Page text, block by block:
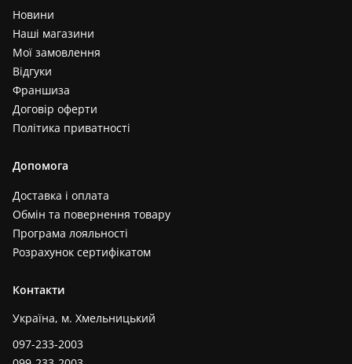
Новини
Наші магазини
Мої замовлення
Відгуки
Франшиза
Договір оферти
Політика приватності
Допомога
Доставка і оплата
Обмін та повернення товару
Програма лояльності
Розрахунок сертифікатом
Контакти
Україна, м. Хмельницький
097-233-2003